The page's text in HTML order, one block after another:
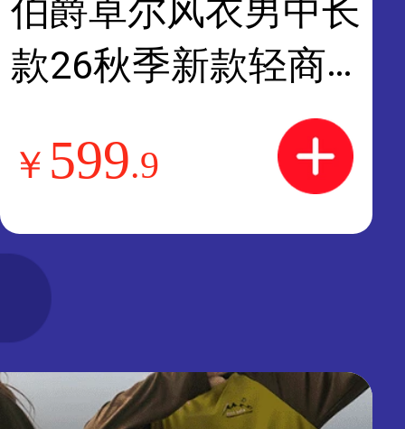
￥ 599.9
伯爵卓尔风衣男中长
款26秋季新款轻商
务休闲通勤外套男 D
631421 可可棕 L (1
75)